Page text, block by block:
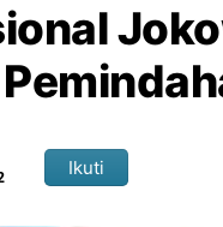
Ikuti